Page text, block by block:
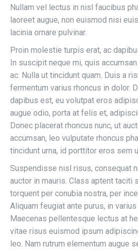
Nullam vel lectus in nisl faucibus
laoreet augue, non euismod nisi
lacinia ornare pulvinar.
Proin molestie turpis erat, ac
In suscipit neque mi, quis
ac. Nulla ut tincidunt quam. Duis a
fermentum varius rhoncus in dolor.
dapibus est, eu volutpat eros
augue odio, porta at felis et,
Donec placerat rhoncus nunc, ut
accumsan, leo vulputate rhoncus
tincidunt urna, id porttitor eros sem
Suspendisse nisl risus, consequat
auctor in mauris. Class aptent taciti
torquent per conubia nostra, per
Aliquam feugiat ante purus, in varius
Maecenas pellentesque lectus at
vitae risus euismod ipsum
leo. Nam rutrum elementum augue